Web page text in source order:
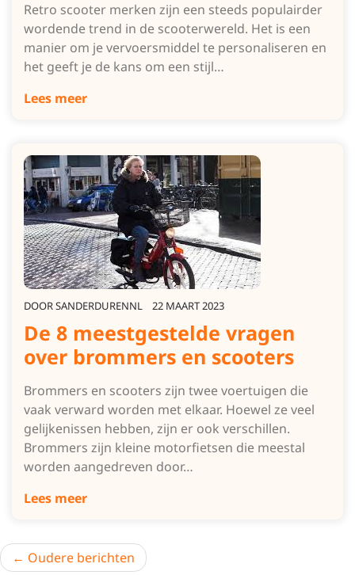
Retro scooter merken zijn een steeds populairder
wordende trend in de scooterwereld. Het is een
manier om je vervoersmiddel te personaliseren en
het geeft je de kans om een stijl…
Lees meer
DOORSANDERDURENNL 22 MAART 2023
De 8 meestgestelde vragen
over brommers en scooters
Brommers en scooters zijn twee voertuigen die
vaak verward worden met elkaar. Hoewel ze veel
gelijkenissen hebben, zijn er ook verschillen.
Brommers zijn kleine motorfietsen die meestal
worden aangedreven door…
Lees meer
Berichtnavigatie
Oudere berichten